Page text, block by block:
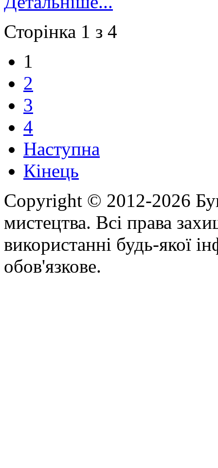
Сторінка 1 з 4
1
2
3
4
Наступна
Кінець
Copyright © 2012-2026
мистецтва. Всі права
використанні будь-якої
обов'язкове.